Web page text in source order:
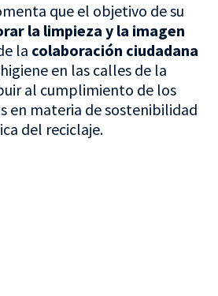
que el objetivo de su
la limpieza y la imagen
la colaboración ciudadana
en las calles de la
al cumplimiento de los
en materia de sostenibilidad
del reciclaje.